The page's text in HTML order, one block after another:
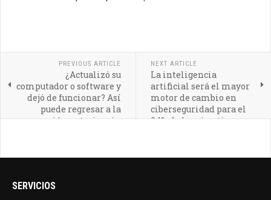
PREVIOUS ARTICLE
¿Actualizó su
computador o software y
dejó de funcionar? Así
puede regresar a la
versión anterior sin
NEXT ARTICLE
La inteligencia
artificial será el mayor
motor de cambio en
ciberseguridad para el
94% de los ejecutivos
SERVICIOS